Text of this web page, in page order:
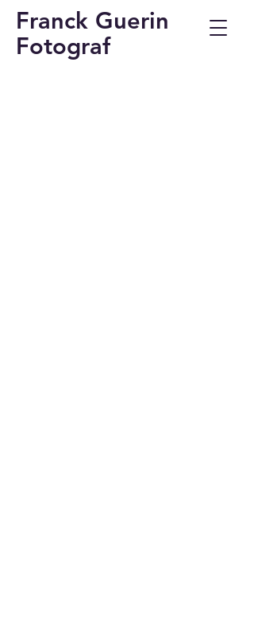
Franck Guerin
Fotograf